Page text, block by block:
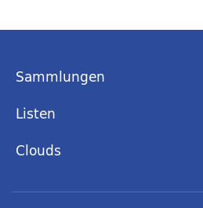
Sammlungen
Listen
Clouds